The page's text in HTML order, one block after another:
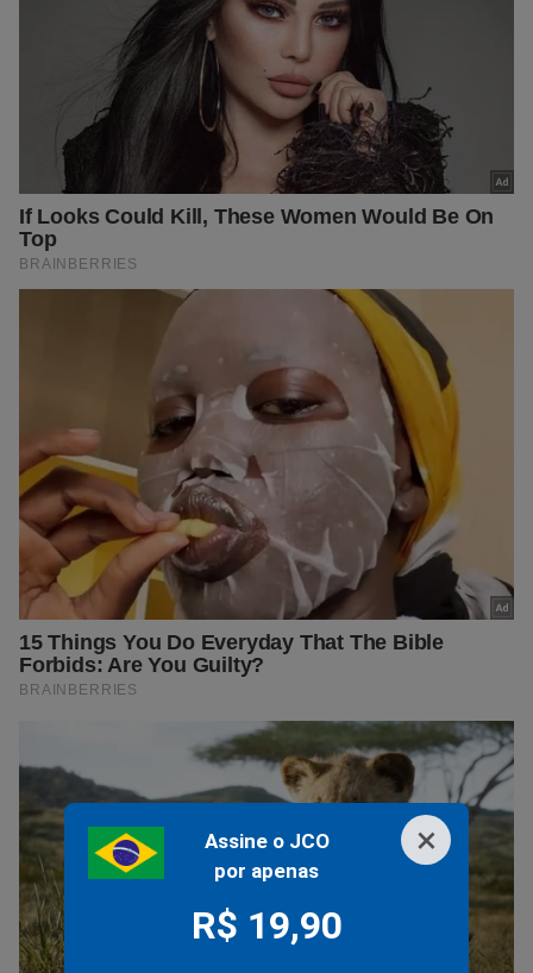
×
Assine o JCO
por apenas
R$ 19,90